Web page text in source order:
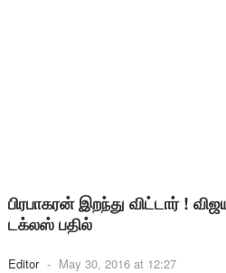
பிரபாகரன் இறந்து விட்டார் !
டக்லஸ் பதில்
Editor - May 30, 2016 at 12:27